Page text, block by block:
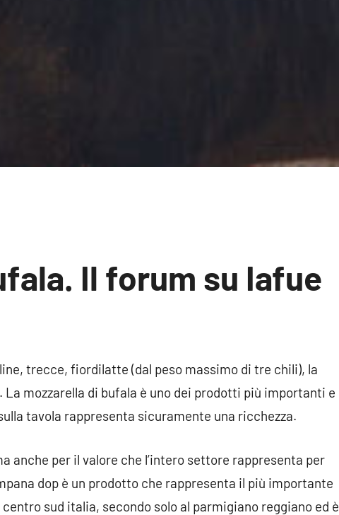
Il forum su Iafue
trecce, fiordilatte (dal peso massimo di tre chili), la
mozzarella di bufala è uno dei prodotti più importanti e
tavola rappresenta sicuramente una ricchezza.
anche per il valore che l’intero settore rappresenta per
dop è un prodotto che rappresenta il più importante
sud italia, secondo solo al parmigiano reggiano ed è